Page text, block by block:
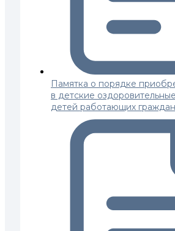
Памятка о порядке
в детские
детей работающих